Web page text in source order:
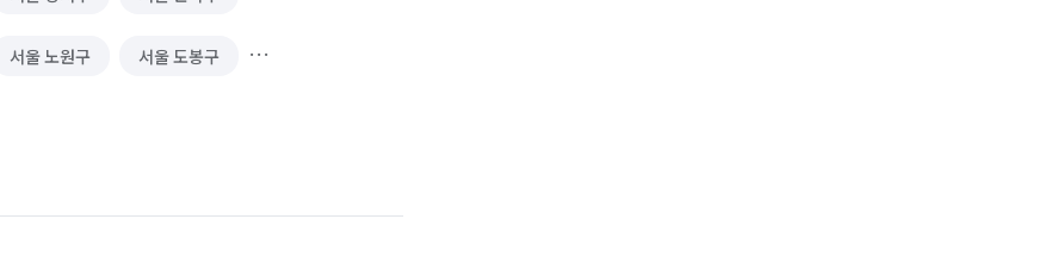
서울 노원구 서울 도봉구